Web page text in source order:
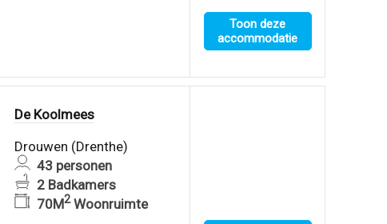
Toon deze
accommodatie
De Koolmees
Drouwen (Drenthe)
43 personen
2 Badkamers
70M2Woonruimte